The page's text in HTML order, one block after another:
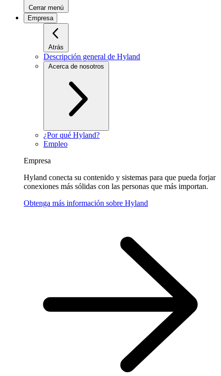
Cerrar menú
Empresa
Atrás
Descripción general de Hyland
Acerca de nosotros
¿Por qué Hyland?
Empleo
Empresa
Hyland conecta su contenido y sistemas para que pueda forjar
conexiones más sólidas con las personas que más importan.
Obtenga más información sobre Hyland